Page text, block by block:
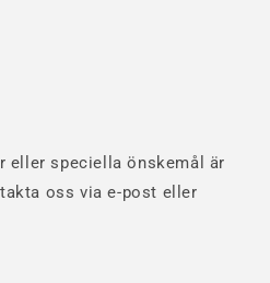
eller speciella önskemål är
oss via e-post eller